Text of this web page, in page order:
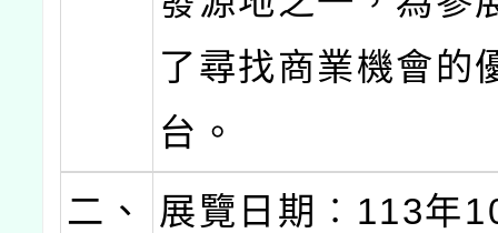
了尋找商業機會的
台。
二、
展覽日期︰113年